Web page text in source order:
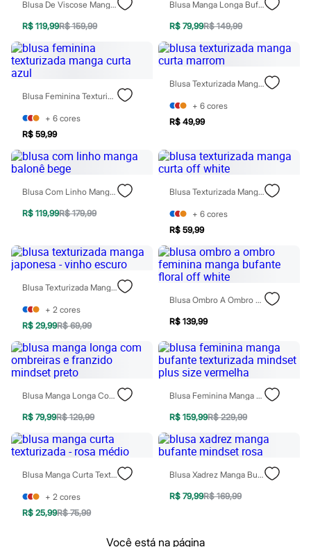
Novidades
Cabelos
Escovas e Pentes
Finalizadores
Shampoo
Cuidados com o corpo
Hidratante
Protetor solar
Tratamento
Cuidados com o rosto
Esfoliante
Hidratante
Protetor solar
Tônicos
Maquiagens
Blush
Corretivo
Gloss
Pó facial
Al Wataniah
Banderas
Boca Rosa
Bruna Tavares
Carolina Herrera
Fran by Franciny Ehlke
Jean Paul Gaultier
Lancôme
Mari Maria
Mascavo
Niina Secrets
Océane
Rabanne
Real Techniques
Blusa De Viscose Manga Bufante Floral Off White
R$ 119,99R$ 159,99
Blusa Manga Longa Bufante Xadrez Bege
R$ 79,99R$ 149,99
Blusa Feminina Texturizada Manga Curta Azul
+ 6 cores
R$ 59,99
Blusa Texturizada Manga Curta Marrom
+ 6 cores
R$ 49,99
Blusa Com Linho Manga Balonê Bege
R$ 119,99R$ 179,99
Blusa Texturizada Manga Curta Off White
+ 6 cores
R$ 59,99
Blusa Texturizada Manga Japonesa - Vinho Escuro
+ 2 cores
R$ 29,99R$ 69,99
Blusa Ombro A Ombro Feminina Manga Bufante Floral Off White
R$ 139,99
Blusa Manga Longa Com Ombreiras E Franzido Mindset Preto
R$ 79,99R$ 129,99
Blusa Feminina Manga Bufante Texturizada Mindset Plus Size Vermelha
R$ 159,99R$ 229,99
Blusa Manga Curta Texturizada - Rosa Médio
+ 2 cores
R$ 25,99R$ 75,99
Blusa Xadrez Manga Bufante Mindset Rosa
R$ 79,99R$ 169,99
Você está na página